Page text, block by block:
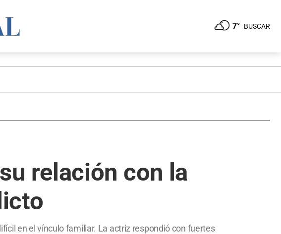
7° BUSCAR
relación con la
en el vínculo familiar. La actriz respondió con fuertes